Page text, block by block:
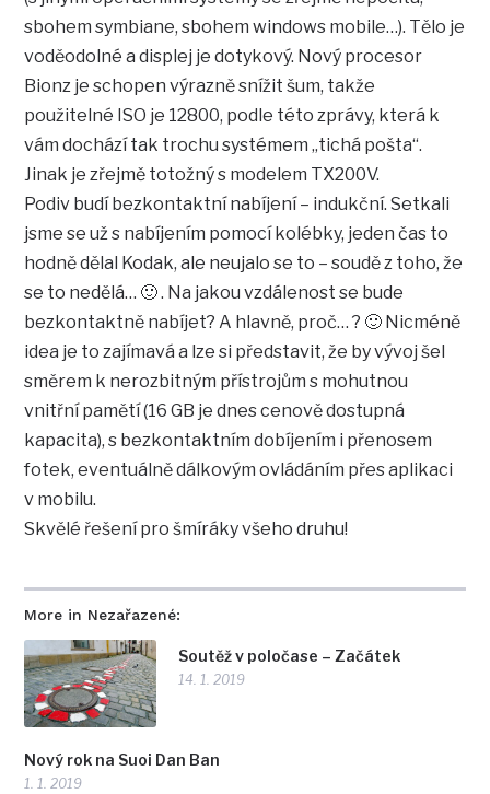
More in Nezařazené:
Soutěž v poločase – Začátek
14. 1. 2019
Nový rok na Suoi Dan Ban
1. 1. 2019
sbohem symbiane, sbohem windows mobile…). Tělo je
voděodolné a displej je dotykový. Nový procesor
Bionz je schopen výrazně snížit šum, takže
použitelné ISO je 12800, podle této zprávy, která k
vám dochází tak trochu systémem „tichá pošta“.
Jinak je zřejmě totožný s modelem TX200V.
Podiv budí bezkontaktní nabíjení – indukční. Setkali
jsme se už s nabíjením pomocí kolébky, jeden čas to
hodně dělal Kodak, ale neujalo se to – soudě z toho, že
se to nedělá… 🙂 . Na jakou vzdálenost se bude
bezkontaktně nabíjet? A hlavně, proč… ? 🙂 Nicméně
idea je to zajímavá a lze si představit, že by vývoj šel
směrem k nerozbitným přístrojům s mohutnou
vnitřní pamětí (16 GB je dnes cenově dostupná
kapacita), s bezkontaktním dobíjením i přenosem
fotek, eventuálně dálkovým ovládáním přes aplikaci
v mobilu.
Skvělé řešení pro šmíráky všeho druhu!